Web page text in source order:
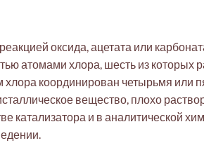
оксида, ацетата или
атомами хлора, шесть из
координирован четырьмя или
вещество, плохо
катализатора и в аналитической